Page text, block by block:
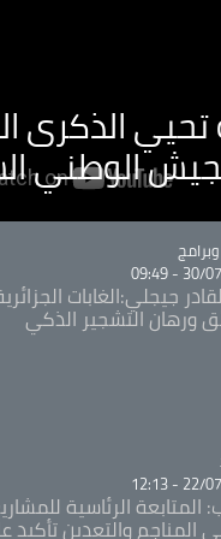
تحيي الذكرى
الوطني
30/07/
جيجلي:الغابات
ورهان التشجير الذكي
22/07/
المتابعة الرئاسية
المناجم والتعدين